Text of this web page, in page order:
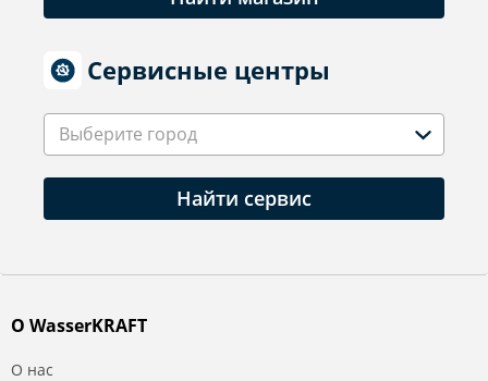
Сервисные центры
Выберите город
Найти сервис
О WasserKRAFT
О нас